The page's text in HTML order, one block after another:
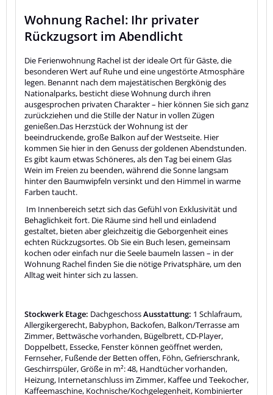
Wohnung Rachel: Ihr privater
Rückzugsort im Abendlicht
Die Ferienwohnung Rachel ist der ideale Ort für Gäste, die
besonderen Wert auf Ruhe und eine ungestörte Atmosphäre
legen. Benannt nach dem majestätischen Bergkönig des
Nationalparks, besticht diese Wohnung durch ihren
ausgesprochen privaten Charakter – hier können Sie sich ganz
zurückziehen und die Stille der Natur in vollen Zügen
genießen.Das Herzstück der Wohnung ist der
beeindruckende, große Balkon auf der Westseite. Hier
kommen Sie hier in den Genuss der goldenen Abendstunden.
Es gibt kaum etwas Schöneres, als den Tag bei einem Glas
Wein im Freien zu beenden, während die Sonne langsam
hinter den Baumwipfeln versinkt und den Himmel in warme
Farben taucht.
Im Innenbereich setzt sich das Gefühl von Exklusivität und
Behaglichkeit fort. Die Räume sind hell und einladend
gestaltet, bieten aber gleichzeitig die Geborgenheit eines
echten Rückzugsortes. Ob Sie ein Buch lesen, gemeinsam
kochen oder einfach nur die Seele baumeln lassen – in der
Wohnung Rachel finden Sie die nötige Privatsphäre, um den
Alltag weit hinter sich zu lassen.
Stockwerk Etage: DachgeschossAusstattung: 1 Schlafraum,
Allergikergerecht, Babyphon, Backofen, Balkon/Terrasse am
Zimmer, Bettwäsche vorhanden, Bügelbrett, CD-Player,
Doppelbett, Essecke, Fenster können geöffnet werden,
Fernseher, Fußende der Betten offen, Föhn, Gefrierschrank,
Geschirrspüler, Größe in m²: 48, Handtücher vorhanden,
Heizung, Internetanschluss im Zimmer, Kaffee und Teekocher,
Kaffeemaschine, Kochnische/Kochgelegenheit, Kombinierter